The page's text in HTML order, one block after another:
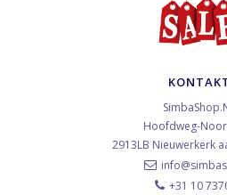
Hoofdweg-
2913LB Nieuwerkerk
+31 10